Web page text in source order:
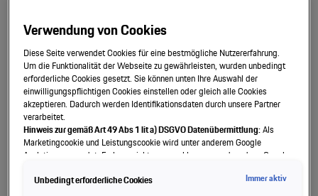
Jetzt kontaktieren.
Verwendung von Cookies
Diese Seite verwendet Cookies für eine bestmögliche Nutzererfahrung.
Um die Funktionalität der Webseite zu gewährleisten, wurden unbedingt
erforderliche Cookies gesetzt. Sie können unten Ihre Auswahl der
einwilligungspflichtigen Cookies einstellen oder gleich alle Cookies
akzeptieren. Dadurch werden Identifikationsdaten durch unsere Partner
verarbeitet.
Hinweis zur gemäß Art 49 Abs 1 lit a) DSGVO Datenübermittlung:Als
Marketingcookie und Leistungscookie wird unter anderem Google
Analytics verwendet. Es kann nicht ausgeschlossen werden, dass Google
(insbesondere dort an die Google LLC) weitergibt. In den USA besteht kein
Unbedingt erforderliche Cookies Immer aktiv